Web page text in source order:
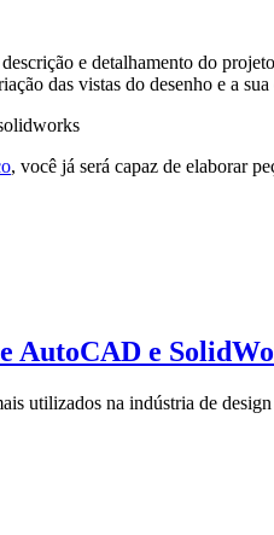
e detalhamento do
das vistas do desenho e a
, você já será capaz de elaborar
AutoCAD e
utilizados na indústria de